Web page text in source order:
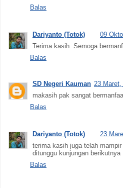
Balas
Dariyanto (Totok)
09
Terima kasih. Semoga
Balas
SD Negeri Kauman 23 Maret,
makasih pak sangat
Balas
Dariyanto (Totok)
23
terima kasih juga telah
ditunggu kunjungan berikutnya
Balas